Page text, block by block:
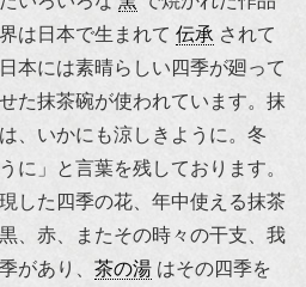
は日本で生まれて 伝承 されて
本には素晴らしい四季が廻って
た抹茶碗が使われています。抹
、いかにも涼しきように。冬
に」と言葉を残しております。
した四季の花、年中使える抹茶
、赤、またその時々の干支、我
があり、 茶の湯 はその四季を